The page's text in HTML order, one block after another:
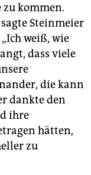
zu kommen.
Steinmeier
weiß, wie
dass viele
die kann
dankte den
ihre
hätten,
zu